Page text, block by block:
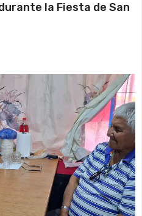
la Fiesta de San